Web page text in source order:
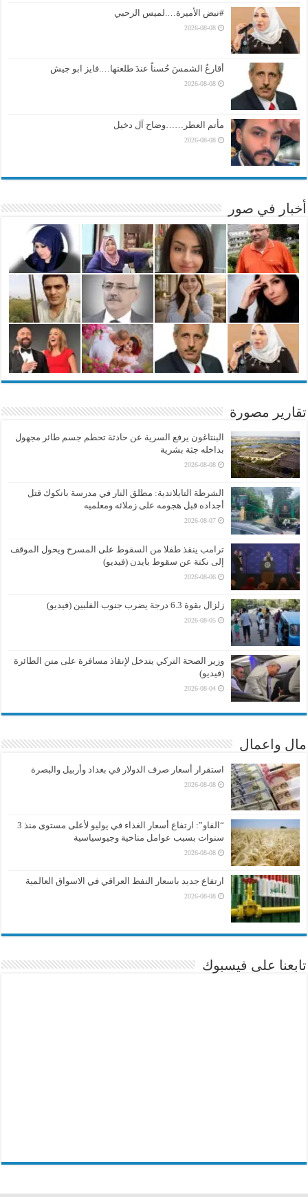
#نبض الأميرة….لميس الرحبي
2026-08-08
أقارعُ الشمسَ حُسناً عندَ طلعتها….فايز ابو جيش
2026-08-08
مأتم العطر……وضاح آل دخيل
2026-08-08
أخبار في صور
تقارير مصورة
البنتاغون يرفع السرية عن حادثة تحطم جسم طائر مجهول
بداخله جثة بشرية
2026-08-08
الشرطة التايلاندية: مطلق النار في مدرسة بانكوك قتل
أجداده قبل هجومه على زملائه ومعلميه
2026-08-07
ترامب ينقذ طفلا من السقوط على المسرح ويحول الموقف
إلى نكتة عن سقوط بايدن (فيديو)
2026-08-06
زلزال بقوة 6.3 درجة يضرب جنوب الفلبين (فيديو)
2026-08-05
وزير الصحة التركي يتدخل لإنقاذ مسافرة على متن الطائرة
(فيديو)
2026-08-04
مال واعمال
استقرار أسعار صرف الدولار في بغداد وأربيل والبصرة
2026-08-08
“الفاو”: ارتفاع أسعار الغذاء في يوليو لأعلى مستوى منذ 3
سنوات بسبب عوامل مناخية وجيوسياسية
2026-08-08
ارتفاع جديد باسعار النفط العراقي في الاسواق العالمية
2026-08-08
تابعنا على فيسبوك